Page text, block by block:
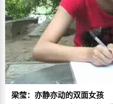
梁莹：亦静亦动的双面女孩